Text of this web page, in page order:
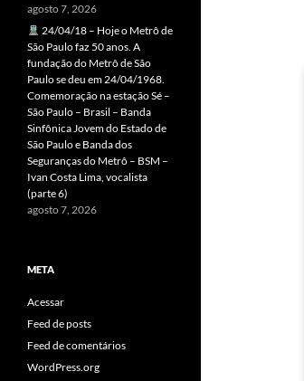
agosto 7, 2026
24/04/18 – Hoje o Metrô de
São Paulo faz 50 anos. A
fundação do Metrô de São
Paulo se deu em 24/04/1968.
Comemoração na estação Sé –
São Paulo – Brasil – Banda
Sinfônica Jovem do Estado de
São Paulo e Banda dos
Seguranças do Metrô – BSM –
Ivan Costa Lima, vocalista
(parte 6)
agosto 7, 2026
META
Acessar
Feed de posts
Feed de comentários
WordPress.org